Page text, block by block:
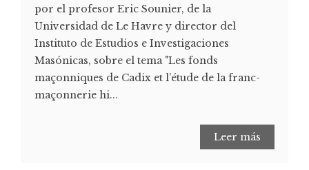
por el profesor Eric Sounier, de la
Universidad de Le Havre y director del
Instituto de Estudios e Investigaciones
Masónicas, sobre el tema "Les fonds
maçonniques de Cadix et l’étude de la franc-
maçonnerie hi...
Leer más